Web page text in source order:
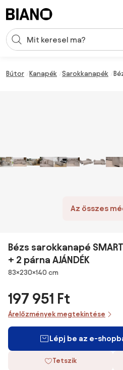
Keresési bevitel
Bútor Kanapék Sarokkanapék
Az összes
Bézs sarokkanapé
+ 2 párna AJÁNDÉK
Méretek
83×230×140 cm
197 951 Ft
Árelőzmények megtekintése
Lépj be az e-
Tetszik